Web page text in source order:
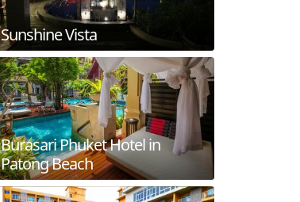
Sunshine Vista
Burasari Phuket Hotel in
Patong Beach